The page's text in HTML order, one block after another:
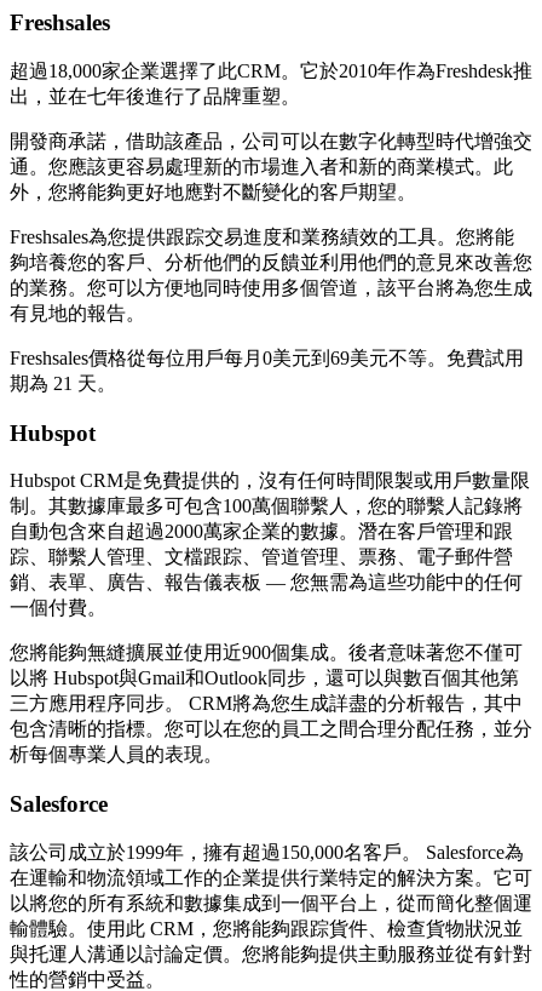
Freshsales
超過18,000家企業選擇了此CRM。它於2010年作為Freshdesk推
出，並在七年後進行了品牌重塑。
開發商承諾，借助該產品，公司可以在數字化轉型時代增強交
通。您應該更容易處理新的市場進入者和新的商業模式。此
外，您將能夠更好地應對不斷變化的客戶期望。
Freshsales為您提供跟踪交易進度和業務績效的工具。您將能
夠培養您的客戶、分析他們的反饋並利用他們的意見來改善您
的業務。您可以方便地同時使用多個管道，該平台將為您生成
有見地的報告。
Freshsales價格從每位用戶每月0美元到69美元不等。免費試用
期為 21 天。
Hubspot
Hubspot CRM是免費提供的，沒有任何時間限製或用戶數量限
制。其數據庫最多可包含100萬個聯繫人，您的聯繫人記錄將
自動包含來自超過2000萬家企業的數據。潛在客戶管理和跟
踪、聯繫人管理、文檔跟踪、管道管理、票務、電子郵件營
銷、表單、廣告、報告儀表板 — 您無需為這些功能中的任何
一個付費。
您將能夠無縫擴展並使用近900個集成。後者意味著您不僅可
以將 Hubspot與Gmail和Outlook同步，還可以與數百個其他第
三方應用程序同步。 CRM將為您生成詳盡的分析報告，其中
包含清晰的指標。您可以在您的員工之間合理分配任務，並分
析每個專業人員的表現。
Salesforce
該公司成立於1999年，擁有超過150,000名客戶。 Salesforce為
在運輸和物流領域工作的企業提供行業特定的解決方案。它可
以將您的所有系統和數據集成到一個平台上，從而簡化整個運
輸體驗。使用此 CRM，您將能夠跟踪貨件、檢查貨物狀況並
與托運人溝通以討論定價。您將能夠提供主動服務並從有針對
性的營銷中受益。